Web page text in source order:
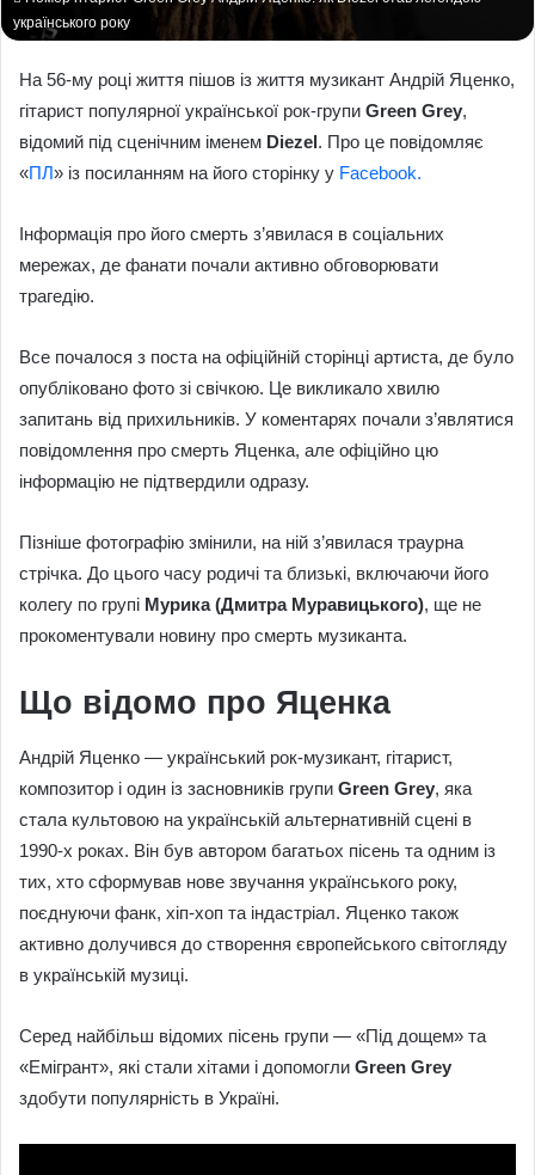
українського року
На 56-му році життя пішов із життя музикант Андрій Яценко,
гітарист популярної української рок-групи Green Grey,
відомий під сценічним іменем Diezel. Про це повідомляє
«ПЛ» із посиланням на його сторінку у Facebook.
Інформація про його смерть з’явилася в соціальних
мережах, де фанати почали активно обговорювати
трагедію.
Все почалося з поста на офіційній сторінці артиста, де було
опубліковано фото зі свічкою. Це викликало хвилю
запитань від прихильників. У коментарях почали з’являтися
повідомлення про смерть Яценка, але офіційно цю
інформацію не підтвердили одразу.
Пізніше фотографію змінили, на ній з’явилася траурна
стрічка. До цього часу родичі та близькі, включаючи його
колегу по групі Мурика (Дмитра Муравицького), ще не
прокоментували новину про смерть музиканта.
Що відомо про Яценка
Андрій Яценко — український рок-музикант, гітарист,
композитор і один із засновників групи Green Grey, яка
стала культовою на українській альтернативній сцені в
1990-х роках. Він був автором багатьох пісень та одним із
тих, хто сформував нове звучання українського року,
поєднуючи фанк, хіп-хоп та індастріал. Яценко також
активно долучився до створення європейського світогляду
в українській музиці.
Серед найбільш відомих пісень групи — «Під дощем» та
«Емігрант», які стали хітами і допомогли Green Grey
здобути популярність в Україні.